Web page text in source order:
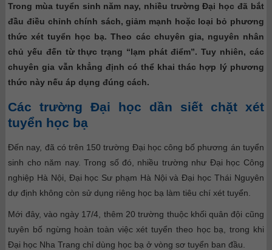
Trong mùa tuyển sinh năm nay, nhiều trường Đại học đã bắt
đầu điều chỉnh chính sách, giảm mạnh hoặc loại bỏ phương
thức xét tuyển học bạ. Theo các chuyên gia, nguyên nhân
chủ yếu đến từ thực trạng “lạm phát điểm”. Tuy nhiên, các
chuyên gia vẫn khẳng định có thể khai thác hợp lý phương
thức này nếu áp dụng đúng cách.
Các trường Đại học dần siết chặt xét
tuyển học bạ
Đến nay, đã có trên 150 trường Đại học công bố phương án tuyển
sinh cho năm nay. Trong số đó, nhiều trường như Đại học Công
nghiệp Hà Nội, Đại học Sư phạm Hà Nội và Đại học Thái Nguyên
dự định không còn sử dụng riêng học bạ làm tiêu chí xét tuyển.
Mới đây, vào ngày 17/4, thêm 20 trường thuộc khối quân đội cũng
tuyên bố ngừng hoàn toàn việc xét tuyển theo học bạ, trong khi
Đại học Nha Trang chỉ dùng học bạ ở vòng sơ tuyển ban đầu.